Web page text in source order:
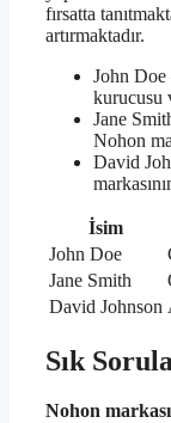
fırsatta
artırmaktadır.
John Doe
kurucusu
Jane
Nohon
David
İsim
John Doe
Jane Smith
David Johnson
Sık
Nohon